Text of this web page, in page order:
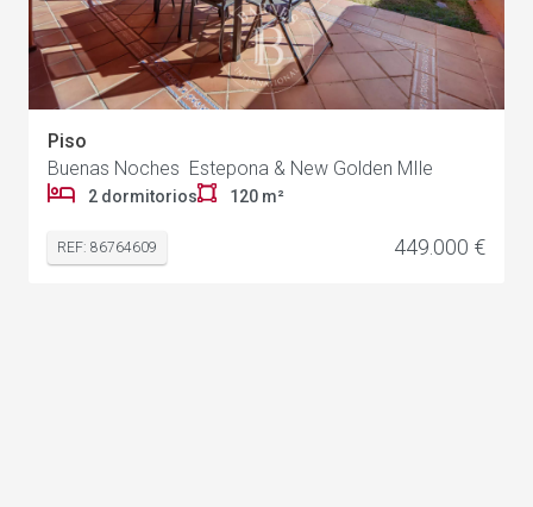
Piso
Buenas Noches Estepona & New Golden MIle
2 dormitorios 120 m²
REF: 86764609 449.000 €